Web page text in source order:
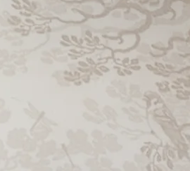
Sin complicaciones, solo todo el